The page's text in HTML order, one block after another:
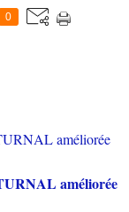
0
améliorée